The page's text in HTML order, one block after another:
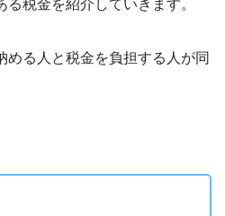
税金を紹介していきます。
める人と税金を負担する人が同